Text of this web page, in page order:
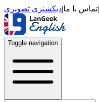
|تماس با ما|دیکشنری تصویری
Toggle navigation